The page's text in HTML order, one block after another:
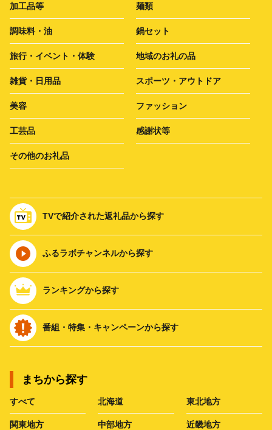
加工品等 麺類
調味料・油 鍋セット
旅行・イベント・体験 地域のお礼の品
雑貨・日用品 スポーツ・アウトドア
美容 ファッション
工芸品 感謝状等
その他のお礼品
TVで紹介された返礼品から探す
ふるラボチャンネルから探す
ランキングから探す
番組・特集・キャンペーンから探す
まちから探す
すべて 北海道 東北地方
関東地方 中部地方 近畿地方